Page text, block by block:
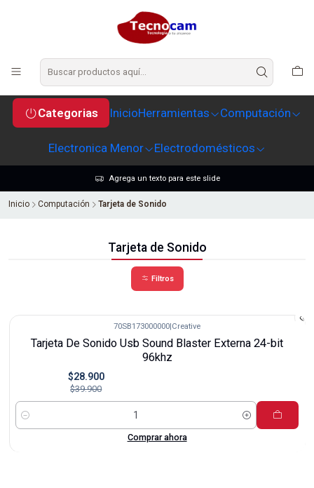
Categorias InicioHerramientas Computación
Electronica Menor Electrodomésticos
Agrega un texto para este slide
Inicio Computación Tarjeta de Sonido
Tarjeta de Sonido
Filtros
70SB173000000|Creative
Tarjeta De Sonido Usb Sound Blaster Externa 24-bit
96khz
$28.900
$39.900
Cantidad
Comprar ahora